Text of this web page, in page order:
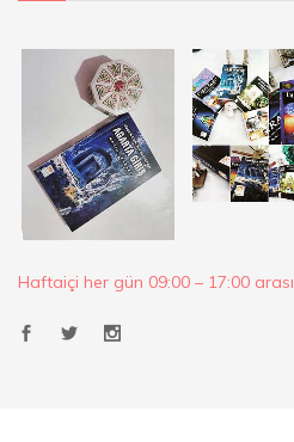
Haftaiçi her gün 09:00 – 17:00 arası